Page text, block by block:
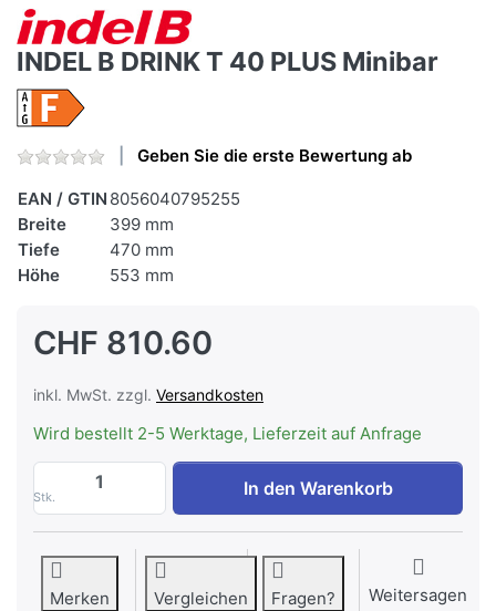
INDEL B DRINK T 40 PLUS Minibar
Geben Sie die erste Bewertung ab
EAN / GTIN 8056040795255
Breite
399 mm
Tiefe
470 mm
Höhe
553 mm
CHF 810.60
inkl. MwSt. zzgl. Versandkosten
Wird bestellt 2-5 Werktage, Lieferzeit auf Anfrage
Stk.
INDEL B DRINK T 40 PLUS Minibar zu
In den Warenkorb
Merken Vergleichen Fragen? Weitersagen